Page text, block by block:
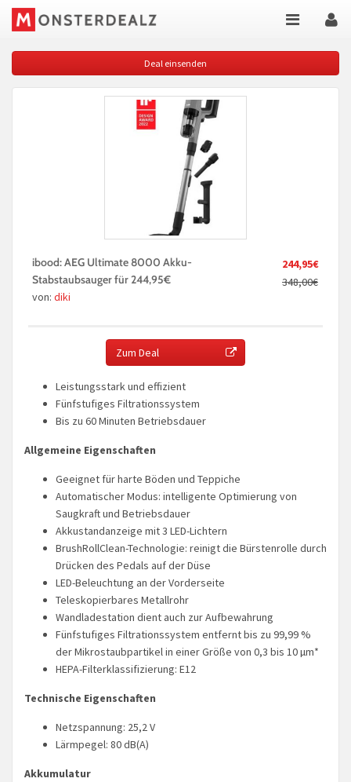
Deal einsenden
244,95€
348,00€
ibood: AEG Ultimate 8000 Akku-
Stabstaubsauger für 244,95€
von: diki
Zum Deal
Leistungsstark und effizient
Fünfstufiges Filtrationssystem
Bis zu 60 Minuten Betriebsdauer
Allgemeine Eigenschaften
Geeignet für harte Böden und Teppiche
Automatischer Modus: intelligente Optimierung von
Saugkraft und Betriebsdauer
Akkustandanzeige mit 3 LED-Lichtern
BrushRollClean-Technologie: reinigt die Bürstenrolle durch
Drücken des Pedals auf der Düse
LED-Beleuchtung an der Vorderseite
Teleskopierbares Metallrohr
Wandladestation dient auch zur Aufbewahrung
Fünfstufiges Filtrationssystem entfernt bis zu 99,99 %
der Mikrostaubpartikel in einer Größe von 0,3 bis 10 µm*
HEPA-Filterklassifizierung: E12
Technische Eigenschaften
Netzspannung: 25,2 V
Lärmpegel: 80 dB(A)
Akkumulatur